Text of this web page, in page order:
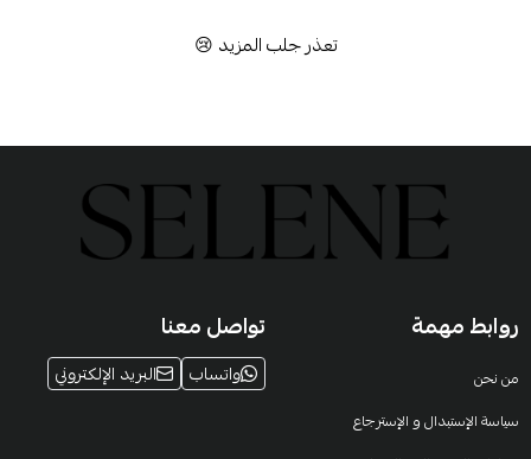
تعذر جلب المزيد 😢
روابط مهمة
من نحن
سياسة الإستبدال و الإسترجاع
تواصل معنا
واتساب البريد الإلكتروني